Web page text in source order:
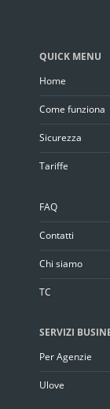
QUICK MENU
Home
Come funziona
Sicurezza
Tariffe
FAQ
Contatti
Chi siamo
TC
SERVIZI
Per Agenzie
Ulove